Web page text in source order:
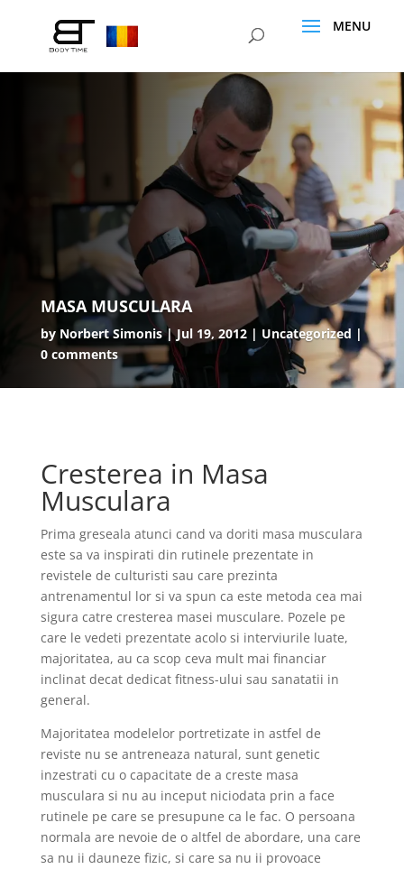
MASA MUSCULARA
by Norbert Simonis Jul 19, 2012
Uncategorized
0 comments
Cresterea in Masa
Musculara
Prima greseala atunci cand va doriti masa musculara
este sa va inspirati din rutinele prezentate in
revistele de culturisti sau care prezinta
antrenamentul lor si va spun ca este metoda cea mai
sigura catre cresterea masei musculare. Pozele pe
care le vedeti prezentate acolo si interviurile luate,
majoritatea, au ca scop ceva mult mai financiar
inclinat decat dedicat fitness-ului sau sanatatii in
general.
Majoritatea modelelor portretizate in astfel de
reviste nu se antreneaza natural, sunt genetic
inzestrati cu o capacitate de a creste masa
musculara si nu au inceput niciodata prin a face
rutinele pe care se presupune ca le fac. O persoana
normala are nevoie de o altfel de abordare, una care
sa nu ii dauneze fizic, si care sa nu ii provoace